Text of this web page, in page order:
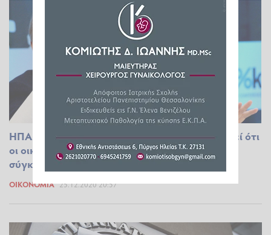
ΗΠΑ: Αυτός ο δισεκατομμυριούχος προειδοποιεί ότι
οι οικονομικές ανισότητες θα οδηγήσουν σε
σύγκρουση
ΟΙΚΟΝΟΜΊΑ 25.12.2020 20:57